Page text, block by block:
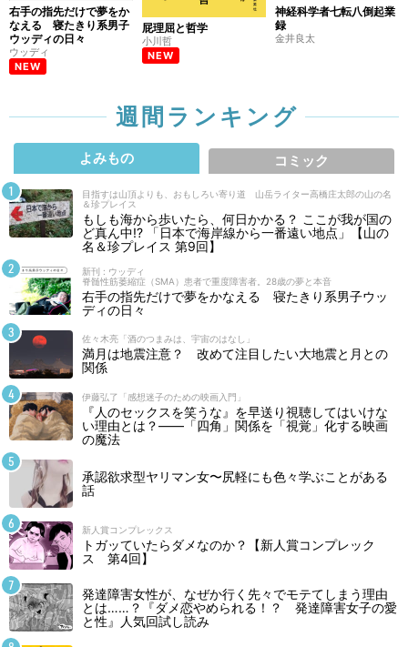
右手の指先だけで夢をか
なえる 寝たきり系男子
ウッディの日々
ウッディ
NEW
屁理屈と哲学
小川哲
NEW
神経科学者七転八倒起業
録
金井良太
週間ランキング
よみもの コミック
目指すは山頂よりも、おもしろい寄り道 山岳ライター高橋庄太郎の山の名
＆珍プレイス
もしも海から歩いたら、何日かかる？ ここが我が国の
ど真ん中!? 「日本で海岸線から一番遠い地点」【山の
名＆珍プレイス 第9回】
新刊 : ウッディ
脊髄性筋萎縮症（SMA）患者で重度障害者。28歳の夢と本音
右手の指先だけで夢をかなえる 寝たきり系男子ウッ
ディの日々
佐々木亮「酒のつまみは、宇宙のはなし」
満月は地震注意？ 改めて注目したい大地震と月との
関係
伊藤弘了「感想迷子のための映画入門」
『人のセックスを笑うな』を早送り視聴してはいけな
い理由とは？――「四角」関係を「視覚」化する映画
の魔法
承認欲求型ヤリマン女〜尻軽にも色々学ぶことがある
話
新人賞コンプレックス
トガッていたらダメなのか？【新人賞コンプレック
ス 第4回】
発達障害女性が、なぜか行く先々でモテてしまう理由
とは……？『ダメ恋やめられる！？ 発達障害女子の愛
と性』人気回試し読み